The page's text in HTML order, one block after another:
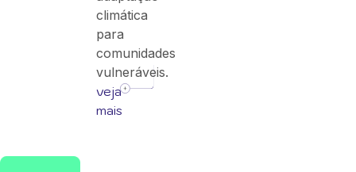
climática
para
comunidades
vulneráveis.
veja
mais